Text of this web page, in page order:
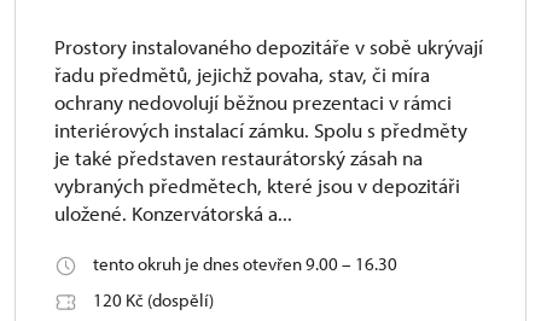
Prostory instalovaného depozitáře v sobě ukrývají
řadu předmětů, jejichž povaha, stav, či míra
ochrany nedovolují běžnou prezentaci v rámci
interiérových instalací zámku. Spolu s předměty
je také představen restaurátorský zásah na
vybraných předmětech, které jsou v depozitáři
uložené. Konzervátorská a...
tento okruh je dnes otevřen 9.00 – 16.30
120 Kč (dospělí)